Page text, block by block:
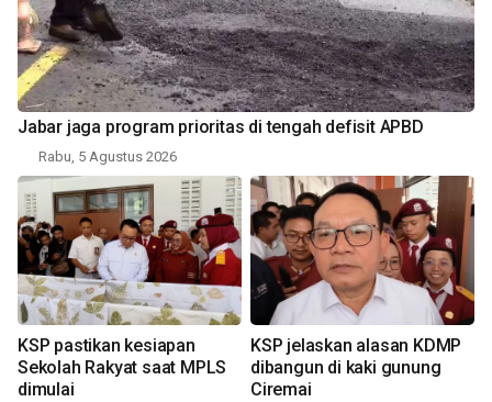
Jabar jaga program prioritas di tengah defisit APBD
Rabu, 5 Agustus 2026
KSP pastikan kesiapan
Sekolah Rakyat saat MPLS
dimulai
KSP jelaskan alasan KDMP
dibangun di kaki gunung
Ciremai